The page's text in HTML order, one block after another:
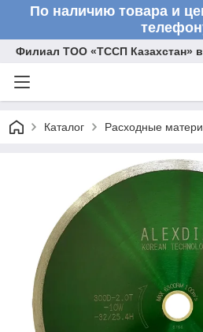
По наличию товара и
Филиал ТОО «ТССП Казахстан» в
Каталог Расходные